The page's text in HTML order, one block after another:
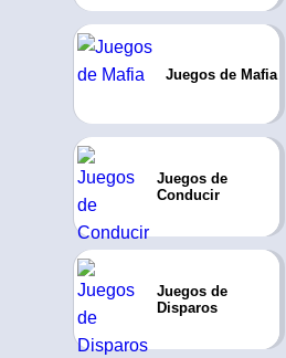
Juegos de Mafia
Juegos de
Conducir
Juegos de
Disparos